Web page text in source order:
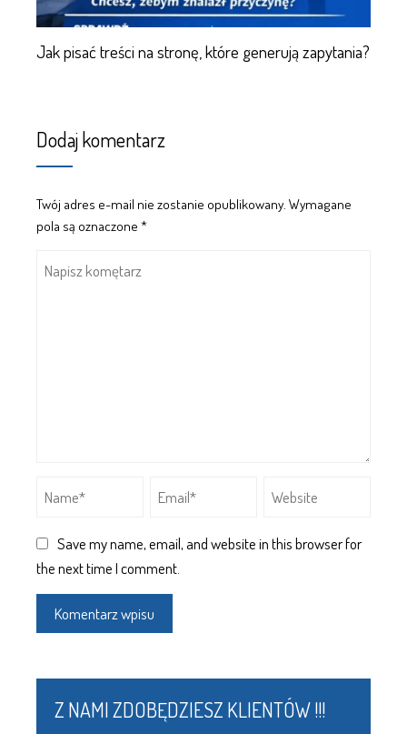
Jak pisać treści na stronę, które generują zapytania?
Dodaj komentarz
Twój adres e-mail nie zostanie opublikowany. Wymagane
pola są oznaczone *
Save my name, email, and website in this browser for
the next time I comment.
Z NAMI ZDOBĘDZIESZ KLIENTÓW !!!